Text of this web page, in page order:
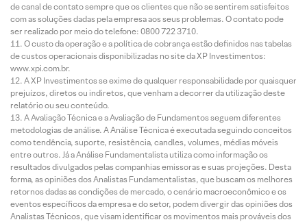
de canal de contato sempre que os clientes que não se sentirem satisfeitos
com as soluções dadas pela empresa aos seus problemas. O contato pode
ser realizado por meio do telefone: 0800 722 3710.
O custo da operação e a política de cobrança estão definidos nas tabelas
de custos operacionais disponibilizadas no site da XP Investimentos:
www.xpi.com.br.
A XP Investimentos se exime de qualquer responsabilidade por quaisquer
prejuízos, diretos ou indiretos, que venham a decorrer da utilização deste
relatório ou seu conteúdo.
A Avaliação Técnica e a Avaliação de Fundamentos seguem diferentes
metodologias de análise. A Análise Técnica é executada seguindo conceitos
como tendência, suporte, resistência, candles, volumes, médias móveis
entre outros. Já a Análise Fundamentalista utiliza como informação os
resultados divulgados pelas companhias emissoras e suas projeções. Desta
forma, as opiniões dos Analistas Fundamentalistas, que buscam os melhores
retornos dadas as condições de mercado, o cenário macroeconômico e os
eventos específicos da empresa e do setor, podem divergir das opiniões dos
Analistas Técnicos, que visam identificar os movimentos mais prováveis dos